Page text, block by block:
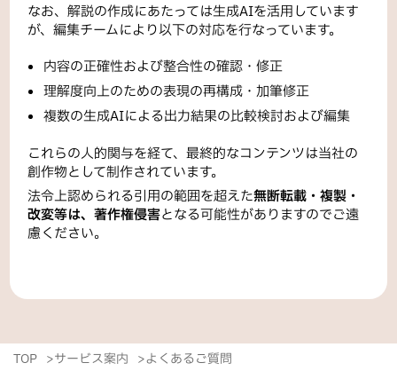
なお、解説の作成にあたっては生成AIを活用しています
が、編集チームにより以下の対応を行なっています。
内容の正確性および整合性の確認・修正
理解度向上のための表現の再構成・加筆修正
複数の生成AIによる出力結果の比較検討および編集
これらの人的関与を経て、最終的なコンテンツは当社の
創作物として制作されています。
法令上認められる引用の範囲を超えた無断転載・複製・
改変等は、著作権侵害となる可能性がありますのでご遠
慮ください。
TOP サービス案内 よくあるご質問